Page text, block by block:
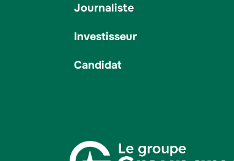
Journaliste
Investisseur
Candidat